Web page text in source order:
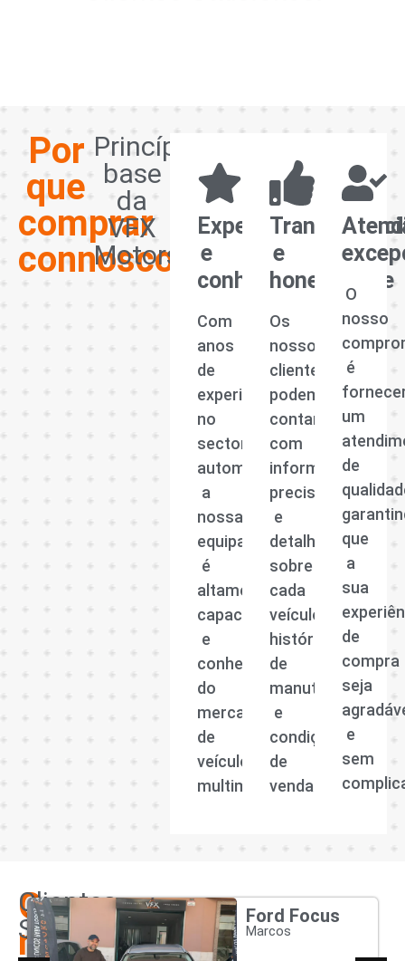
Por
que
comprar
connosco?
Princípios
base
da
VFX
Motors
Experiência
e
conhecimento
Com
anos
de
experiência
no
sector
automóvel,
a
nossa
equipa
é
altamente
capacitada
e
conhecedora
do
mercado
de
veículos
multimarcas.
e
honestidade
Os
nossos
clientes
podem
contar
com
informações
precisas
e
detalhadas
sobre
cada
veículo,
histórico
de
manutenção
e
condições
de
venda.
O
nosso
é
um
de
que
a
sua
de
compra
seja
e
sem
Os
nossos
Clientes
Satisfeitos
Ford Focus
Marcos